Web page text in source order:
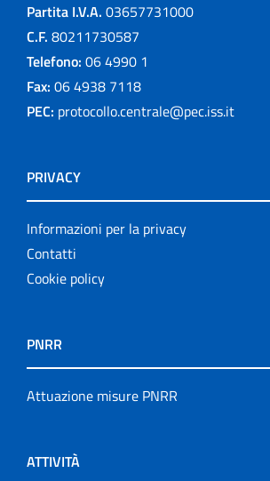
Partita I.V.A. 03657731000
C.F. 80211730587
Telefono: 06 4990 1
Fax: 06 4938 7118
PEC: protocollo.centrale@pec.iss.it
PRIVACY
Informazioni per la privacy
Contatti
Cookie policy
PNRR
Attuazione misure PNRR
ATTIVITÀ